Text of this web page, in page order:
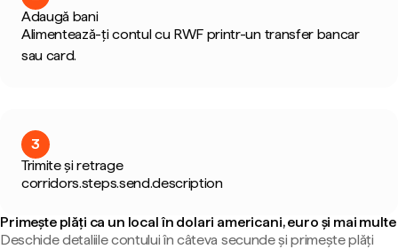
Adaugă bani
Alimentează-ți contul cu RWF printr-un transfer bancar
sau card.
3
Trimite și retrage
corridors.steps.send.description
Primește plăți ca un local în dolari americani, euro și mai multe
Deschide detaliile contului în câteva secunde și primește plăți